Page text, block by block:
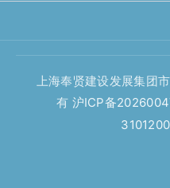
上海奉贤建设发展集团
有 沪ICP备